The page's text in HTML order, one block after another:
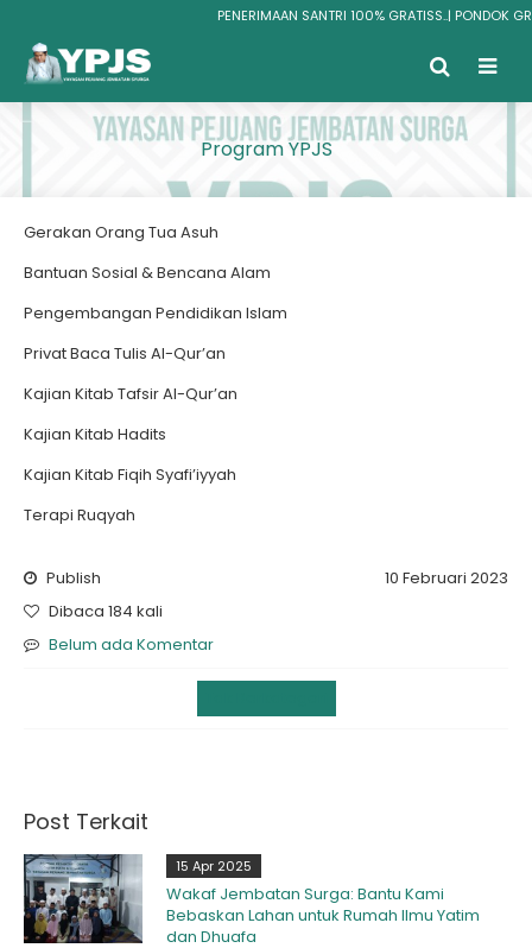
PENERIMAAN SANTRI 100% GRATISS..| PONDOK
Program YPJS
Gerakan Orang Tua Asuh
Bantuan Sosial & Bencana Alam
Pengembangan Pendidikan Islam
Privat Baca Tulis Al-Qur’an
Kajian Kitab Tafsir Al-Qur’an
Kajian Kitab Hadits
Kajian Kitab Fiqih Syafi’iyyah
Terapi Ruqyah
Publish
10 Februari 2023
Dibaca 184 kali
Belum ada Komentar
Post Terkait
15 Apr 2025
Wakaf Jembatan Surga: Bantu Kami
Bebaskan Lahan untuk Rumah Ilmu Yatim
dan Dhuafa